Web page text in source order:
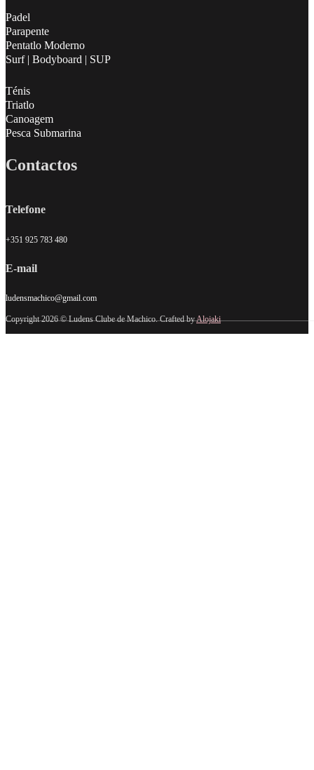
Padel
Parapente
Pentatlo Moderno
Surf | Bodyboard | SUP
Ténis
Triatlo
Canoagem
Pesca Submarina
Contactos
Telefone
+351 925 783 480
E-mail
ludensmachico@gmail.com
Copyright 2026 © Ludens Clube de Machico. Crafted byAlojaki